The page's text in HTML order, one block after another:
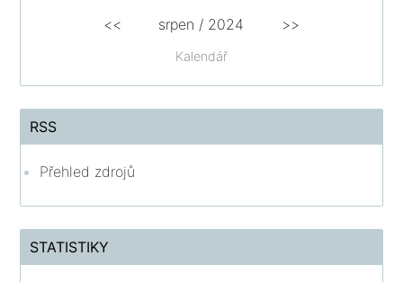
Kalendář
<< srpen / 2024 >>
RSS
Přehled zdrojů
STATISTIKY